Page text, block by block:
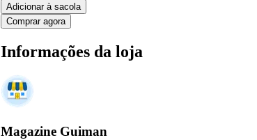
Adicionar à sacola
Comprar agora
Informações da loja
Magazine Guiman